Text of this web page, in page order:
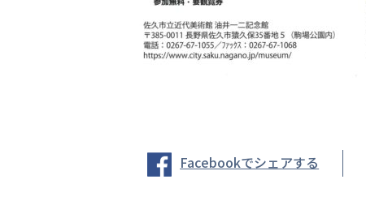
Facebookでシェアする